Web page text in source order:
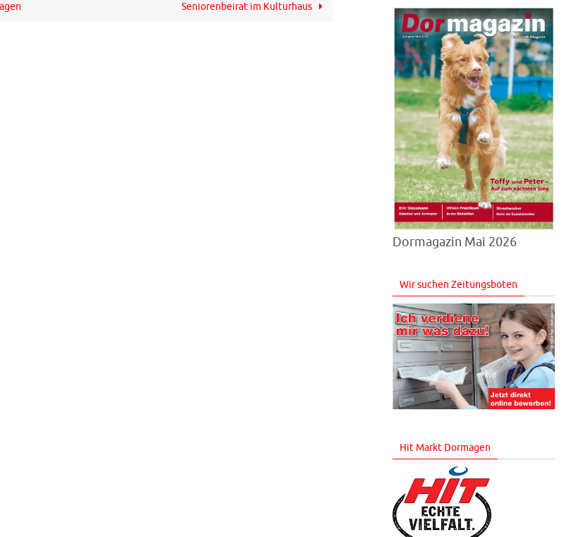
Seniorenbeirat im Kulturhaus
Dormagazin Mai 2026
Wir suchen Zeitungsboten
Hit Markt Dormagen